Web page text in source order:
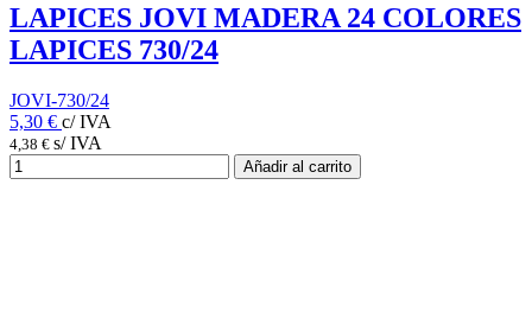
LAPICES JOVI MADERA 24 COLORES
LAPICES 730/24
JOVI-730/24
5,30 € c/ IVA
4,38 € s/ IVA
Añadir al carrito